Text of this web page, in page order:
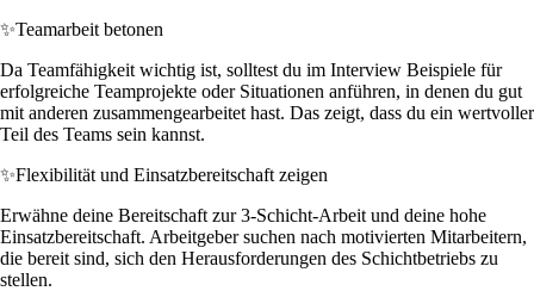
✨Teamarbeit betonen
Da Teamfähigkeit wichtig ist, solltest du im Interview Beispiele für
erfolgreiche Teamprojekte oder Situationen anführen, in denen du gut
mit anderen zusammengearbeitet hast. Das zeigt, dass du ein wertvoller
Teil des Teams sein kannst.
✨Flexibilität und Einsatzbereitschaft zeigen
Erwähne deine Bereitschaft zur 3-Schicht-Arbeit und deine hohe
Einsatzbereitschaft. Arbeitgeber suchen nach motivierten Mitarbeitern,
die bereit sind, sich den Herausforderungen des Schichtbetriebs zu
stellen.